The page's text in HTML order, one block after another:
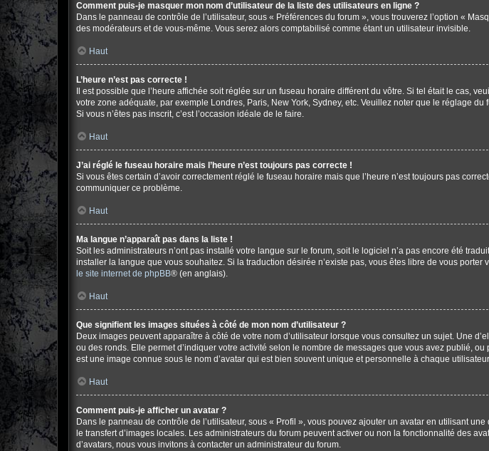
Comment puis-je masquer mon nom d’utilisateur de la liste des utilisateurs en ligne ?
Dans le panneau de contrôle de l’utilisateur, sous « Préférences du forum », vous trouverez l’option «
des modérateurs et de vous-même. Vous serez alors comptabilisé comme étant un utilisateur invisible.
Haut
L’heure n’est pas correcte !
Il est possible que l’heure affichée soit réglée sur un fuseau horaire différent du vôtre. Si tel était le cas,
votre zone adéquate, par exemple Londres, Paris, New York, Sydney, etc. Veuillez noter que le réglage
Si vous n’êtes pas inscrit, c’est l’occasion idéale de le faire.
Haut
J’ai réglé le fuseau horaire mais l’heure n’est toujours pas correcte !
Si vous êtes certain d’avoir correctement réglé le fuseau horaire mais que l’heure n’est toujours pas
communiquer ce problème.
Haut
Ma langue n’apparaît pas dans la liste !
Soit les administrateurs n’ont pas installé votre langue sur le forum, soit le logiciel n’a pas encore été
installer la langue que vous souhaitez. Si la traduction désirée n’existe pas, vous êtes libre de vous
le site internet de phpBB® (en anglais).
Haut
Que signifient les images situées à côté de mon nom d’utilisateur ?
Deux images peuvent apparaître à côté de votre nom d’utilisateur lorsque vous consultez un sujet. Une
ou des ronds. Elle permet d’indiquer votre activité selon le nombre de messages que vous avez publié,
est une image connue sous le nom d’avatar qui est bien souvent unique et personnelle à chaque
Haut
Comment puis-je afficher un avatar ?
Dans le panneau de contrôle de l’utilisateur, sous « Profil », vous pouvez ajouter un avatar en utilisant
le transfert d’images locales. Les administrateurs du forum peuvent activer ou non la fonctionnalité des
d’avatars, nous vous invitons à contacter un administrateur du forum.